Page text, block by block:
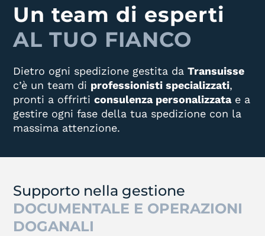
Un team di esperti
AL TUO FIANCO
Dietro ogni spedizione gestita daTransuisse
c’è un team di professionisti specializzati,
pronti a offrirticonsulenza personalizzatae a
gestire ogni fase della tua spedizione con la
massima attenzione.
Supporto nella gestione
DOCUMENTALE E OPERAZIONI
DOGANALI